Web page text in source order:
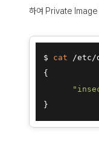
하여 Private Image
$ cat /etc/
{